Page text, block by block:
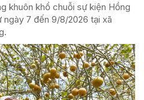
khuôn khổ chuỗi sự kiện Hồng
ngày 7 đến 9/8/2026 tại xã